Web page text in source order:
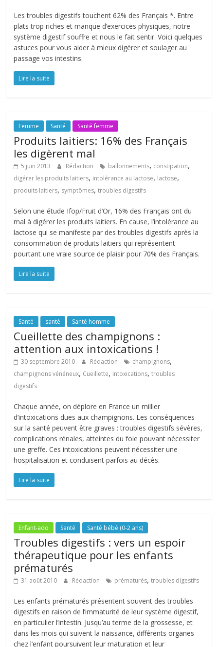
Les troubles digestifs touchent 62% des Français *. Entre
plats trop riches et manque d’exercices physiques, notre
système digestif souffre et nous le fait sentir. Voici quelques
astuces pour vous aider à mieux digérer et soulager au
passage vos intestins.
Lire la suite
Femme Santé Santé femme
Produits laitiers: 16% des Français
les digèrent mal
5 juin 2013 Rédaction ballonnements, constipation,
digérer les produits laitiers, intolérance au lactose, lactose,
produits laitiers, symptômes,troubles digestifs
Selon une étude Ifop/Fruit d’Or, 16% des Français ont du
mal à digérer les produits laitiers. En cause, l’intolérance au
lactose qui se manifeste par des troubles digestifs après la
consommation de produits laitiers qui représentent
pourtant une vraie source de plaisir pour 70% des Français.
Lire la suite
Santé santé Santé homme
Cueillette des champignons :
attention aux intoxications !
30 septembre 2010 Rédaction champignons,
champignons vénéneux, Cueillette, intoxications,troubles
digestifs
Chaque année, on déplore en France un millier
d’intoxications dues aux champignons. Les conséquences
sur la santé peuvent être graves : troubles digestifs sévères,
complications rénales, atteintes du foie pouvant nécessiter
une greffe. Ces intoxications peuvent nécessiter une
hospitalisation et conduisent parfois au décès.
Lire la suite
Enfant-ado Santé Santé bébé (0-2 ans)
Troubles digestifs : vers un espoir
thérapeutique pour les enfants
prématurés
31 août 2010 Rédaction prématurés,troubles digestifs
Les enfants prématurés présentent souvent des troubles
digestifs en raison de l’immaturité de leur système digestif,
en particulier l’intestin. Jusqu’au terme de la grossesse, et
dans les mois qui suivent la naissance, différents organes
chez l’enfant poursuivent leur maturation et leur